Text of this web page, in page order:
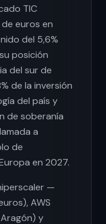
TIC
euros en
del 5,6%
posición
del sur de
de la inversión
del país y
de soberanía
a
de
en 2027.
—
AWS
y